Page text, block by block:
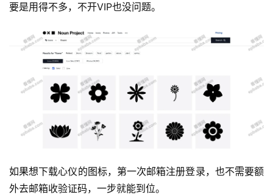
营
要是用得不多，不开VIP也没问题。
如果想下载心仪的图标，第一次邮箱注册登录，也不需要额
外去邮箱收验证码，一步就能到位。